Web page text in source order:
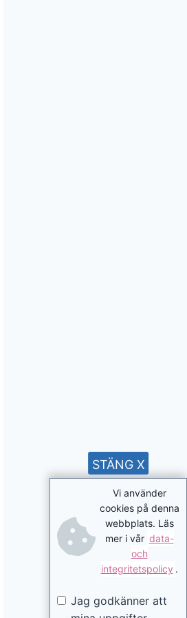
3
1
2
3
3
3
4
3
5
3
6
Vi använder
cookies på denna
webbplats. Läs
mer i vår data-
och
integritetspolicy .
Jag godkänner att
STÄNG X